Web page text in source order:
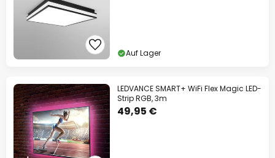
Auf Lager
LEDVANCE SMART+ WiFi Flex Magic LED-
Strip RGB, 3m
49,95 €